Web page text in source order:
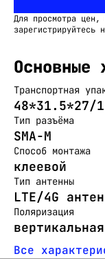
Для просмотра цен,
зарегистрируйтесь
Основные
Транспортная
48*31.5*27/
Тип разъёма
SMA-M
Способ монтажа
клеевой
Тип антенны
LTE/4G
Поляризация
вертикальная
Все